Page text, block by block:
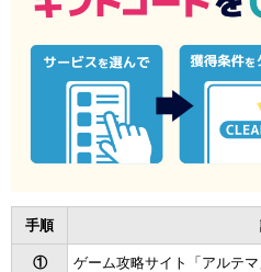
手順
① ゲーム攻略サイト「アルテ